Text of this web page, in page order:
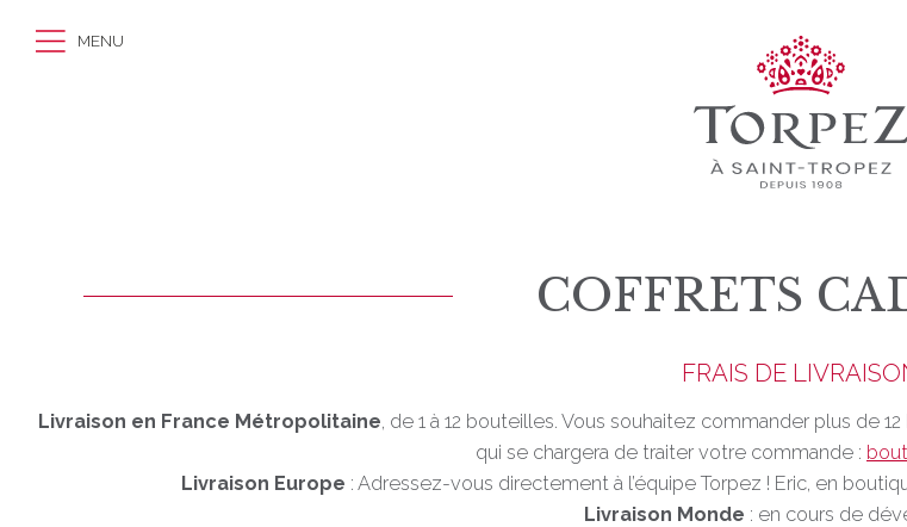
MENU
COFFRETS
FRAIS DE
Livraison en France Métropolitaine, de 1 à 12 bouteilles. Vous souhaitez commander plus de
qui se chargera de traiter votre commande :
Livraison Europe : Adressez-vous directement à l’équipe Torpez ! Eric, en
Livraison Monde : en cours de